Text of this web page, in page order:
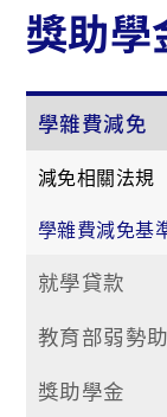
獎助學
學雜費減免
減免相關法規
學雜費減免基
就學貸款
教育部弱勢
獎助學金